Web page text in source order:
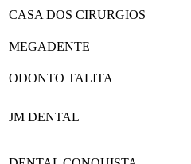
CASA DOS CIRURGIOS
MEGADENTE
ODONTO TALITA
JM DENTAL